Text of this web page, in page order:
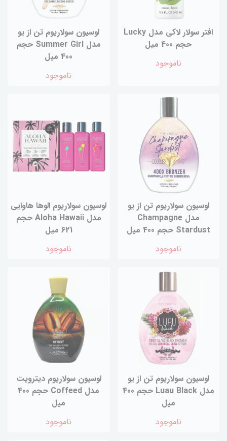
افتر سولار لاکی مدل Lucky
حجم 400 میل
ناموجود
لوسیون سولاریوم تن از یو
مدل Summer Girl حجم
400 میل
ناموجود
لوسیون سولاریوم تن از یو
مدل Champagne
Stardust حجم 400 میل
ناموجود
لوسیون سولاریوم الوها هاوایی
مدل Aloha Hawaii حجم
621 میل
ناموجود
لوسیون سولاریوم تن از یو
مدل Luau Black حجم 400
میل
ناموجود
لوسیون سولاریوم دیترویت
مدل Coffeed حجم 400
میل
ناموجود